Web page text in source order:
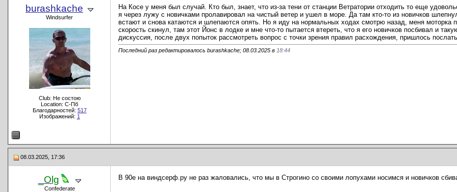
burashkache
Windsurfer
Club: Не состою
Location: С-Пб
Благодарностей: 517
Изображений: 1
На Косе у меня был случай. Кто был, знает, что из-за тени от станции Ветратории отходить то еще
я через лужу с новичками пролавировал на чистый ветер и ушел в море. Да там кто-то из новичков
встают и снова катаются и шлепаются опять. Но я иду на нормальных ходах смотрю назад, меня моторка
скорость скинул, там этот Йонс в лодке и мне что-то пытается втереть, что я его новичков посбивал и
дискуссия, после двух попыток рассмотреть вопрос с точки зрения правил расхождения, пришлось
Последний раз редактировалось burashkache; 08.03.2025 в 18:44
08.03.2025, 17:36
_Olg
Confederate
В 90е на виндсерф.ру не раз жаловались, что мы в Строгино со своими лопухами носимся и новичков